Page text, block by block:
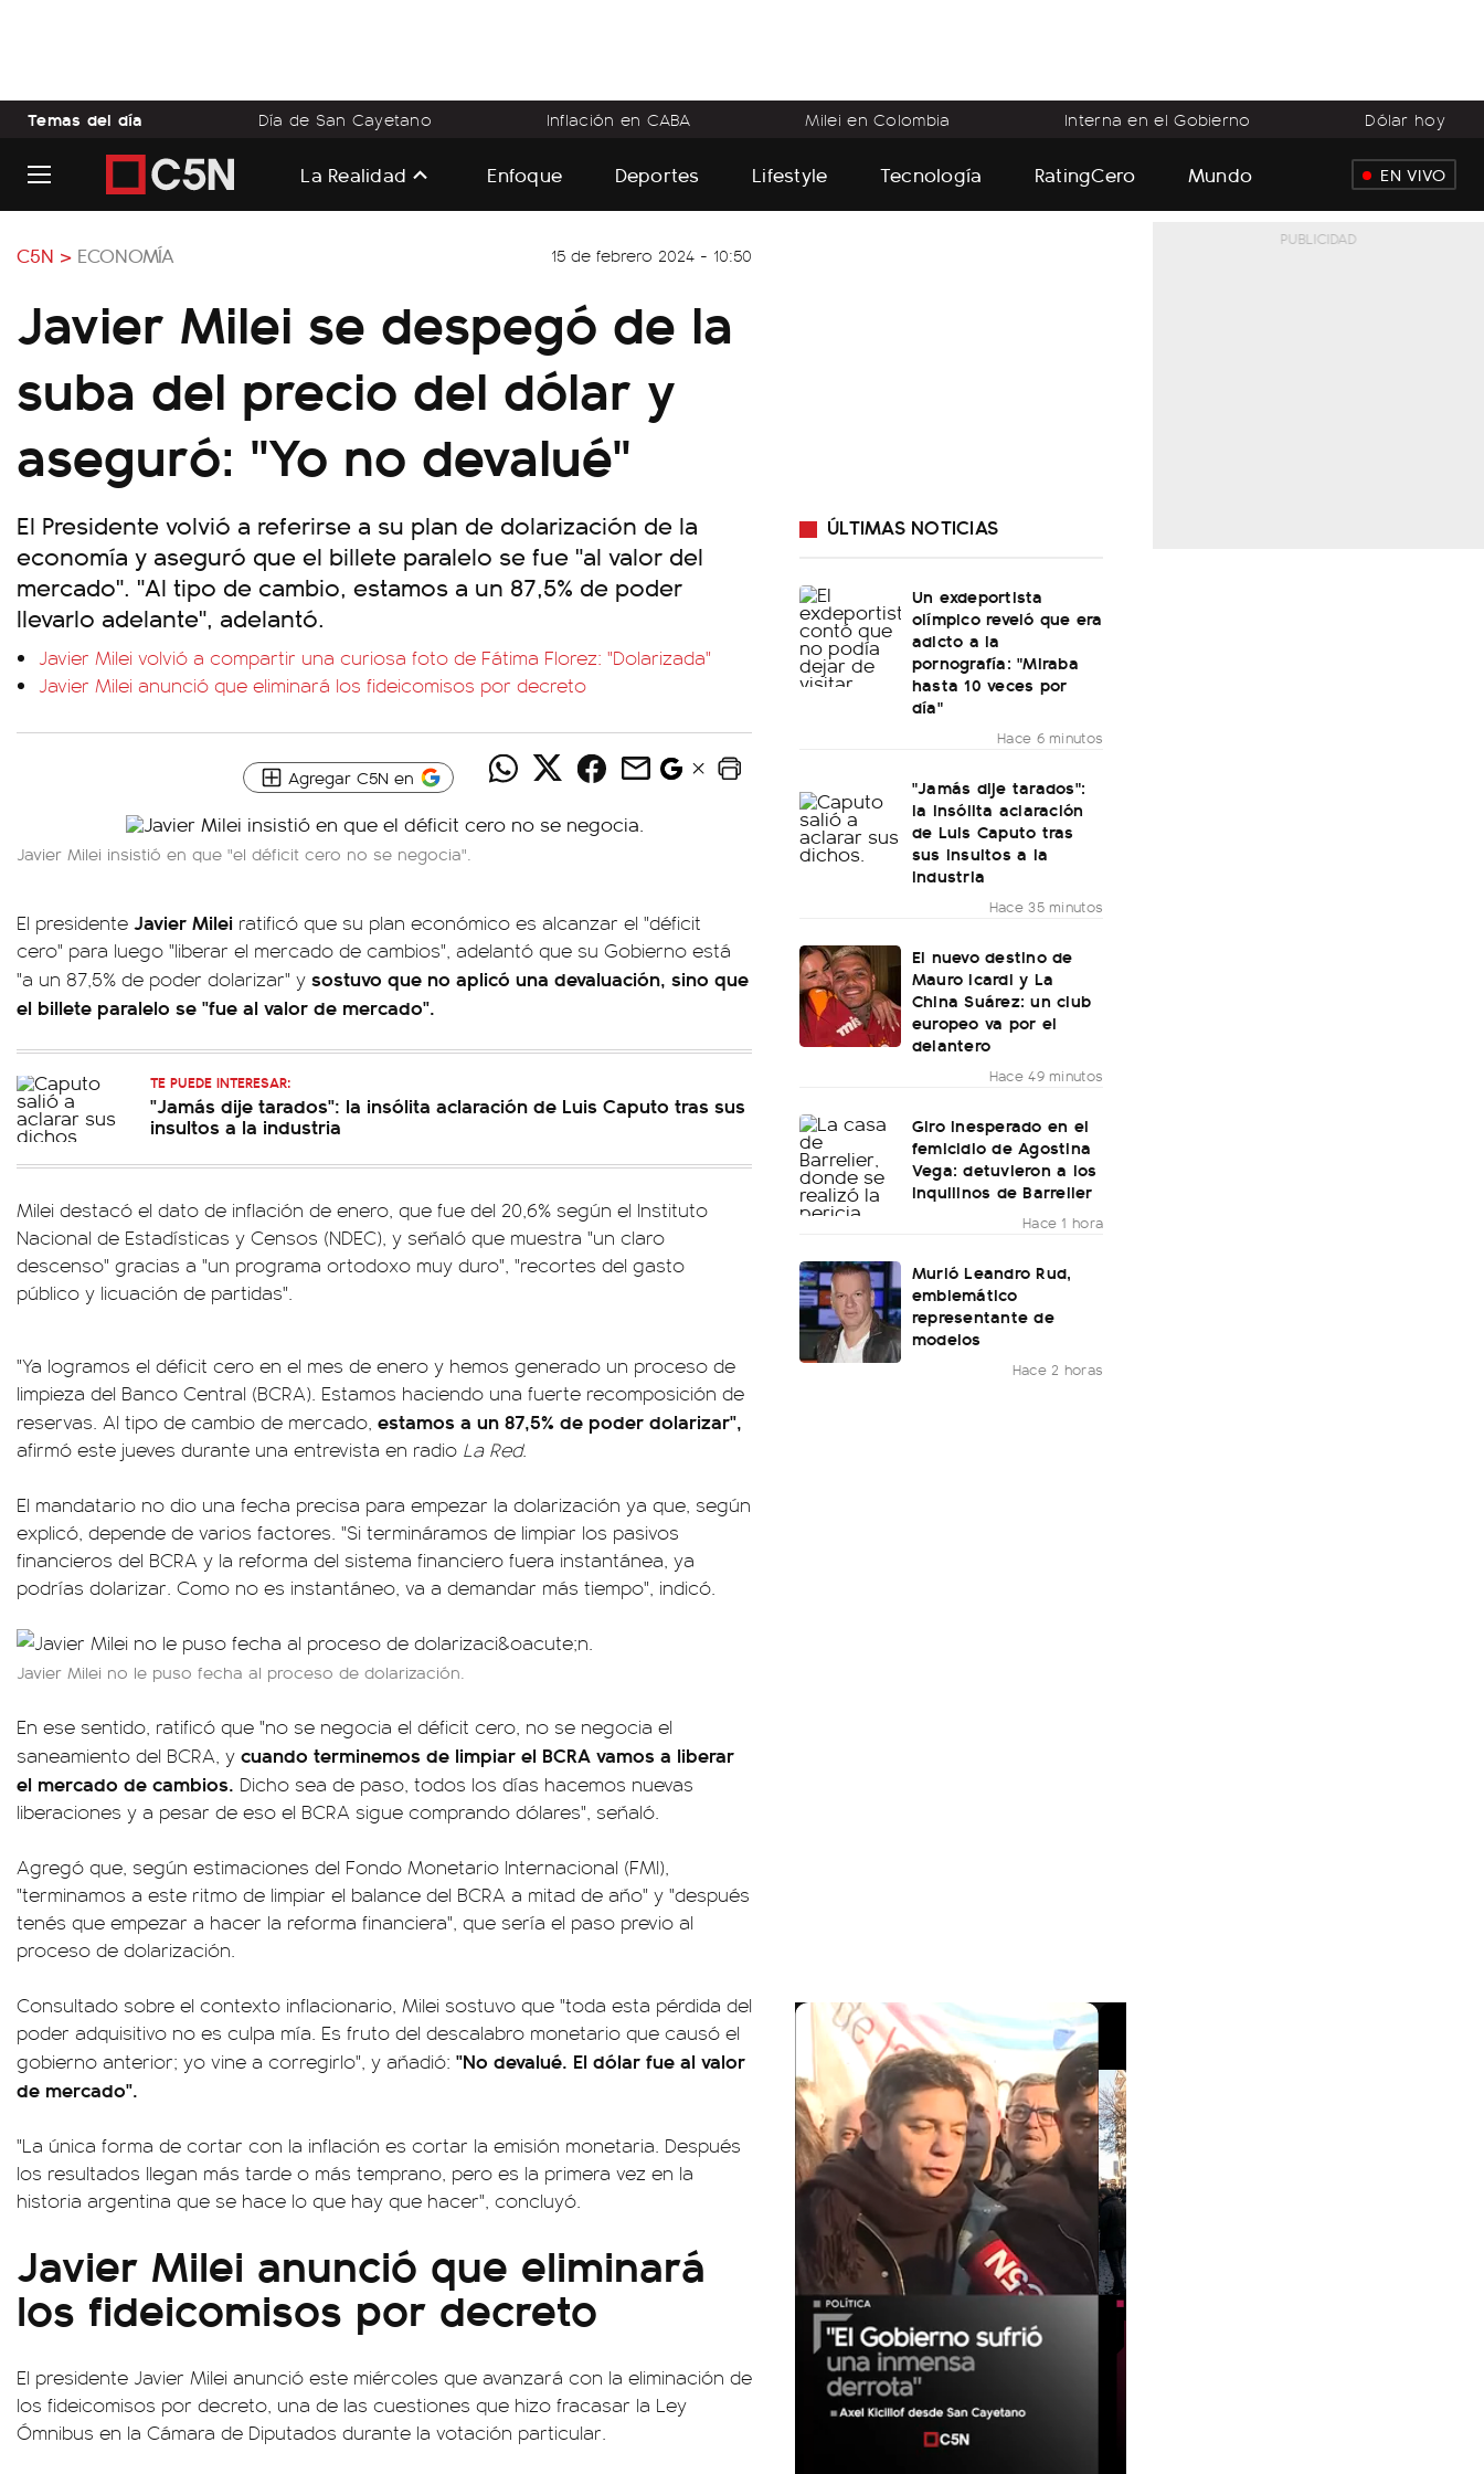
Temas del día Día de San Cayetano Inflación en CABA Milei en Colombia Interna en el Gobierno Dólar hoy
La Realidad Enfoque Deportes Lifestyle Tecnología RatingCero Mundo EN VIVO
C5N > ECONOMÍA 15 de febrero 2024 - 10:50
Javier Milei se despegó de la
suba del precio del dólar y
aseguró: "Yo no devalué"
El Presidente volvió a referirse a su plan de dolarización de la
economía y aseguró que el billete paralelo se fue "al valor del
mercado". "Al tipo de cambio, estamos a un 87,5% de poder
llevarlo adelante", adelantó.
Javier Milei volvió a compartir una curiosa foto de Fátima Florez: "Dolarizada"
Javier Milei anunció que eliminará los fideicomisos por decreto
Agregar C5N en
Javier Milei insistió en que "el déficit cero no se negocia".
El presidente Javier Milei ratificó que su plan económico es alcanzar el "déficit
cero" para luego "liberar el mercado de cambios", adelantó que su Gobierno está
"a un 87,5% de poder dolarizar" y sostuvo que no aplicó una devaluación, sino que
el billete paralelo se "fue al valor de mercado".
TE PUEDE INTERESAR:
"Jamás dije tarados": la insólita aclaración de Luis Caputo tras sus
insultos a la industria
Milei destacó el dato de inflación de enero, que fue del 20,6% según el Instituto
Nacional de Estadísticas y Censos (NDEC), y señaló que muestra "un claro
descenso" gracias a "un programa ortodoxo muy duro", "recortes del gasto
público y licuación de partidas".
"Ya logramos el déficit cero en el mes de enero y hemos generado un proceso de
limpieza del Banco Central (BCRA). Estamos haciendo una fuerte recomposición de
reservas. Al tipo de cambio de mercado, estamos a un 87,5% de poder dolarizar",
afirmó este jueves durante una entrevista en radio La Red.
El mandatario no dio una fecha precisa para empezar la dolarización ya que, según
explicó, depende de varios factores. "Si termináramos de limpiar los pasivos
financieros del BCRA y la reforma del sistema financiero fuera instantánea, ya
podrías dolarizar. Como no es instantáneo, va a demandar más tiempo", indicó.
Javier Milei no le puso fecha al proceso de dolarización.
En ese sentido, ratificó que "no se negocia el déficit cero, no se negocia el
saneamiento del BCRA, y cuando terminemos de limpiar el BCRA vamos a liberar
el mercado de cambios. Dicho sea de paso, todos los días hacemos nuevas
liberaciones y a pesar de eso el BCRA sigue comprando dólares", señaló.
Agregó que, según estimaciones del Fondo Monetario Internacional (FMI),
"terminamos a este ritmo de limpiar el balance del BCRA a mitad de año" y "después
tenés que empezar a hacer la reforma financiera", que sería el paso previo al
proceso de dolarización.
Consultado sobre el contexto inflacionario, Milei sostuvo que "toda esta pérdida del
poder adquisitivo no es culpa mía. Es fruto del descalabro monetario que causó el
gobierno anterior; yo vine a corregirlo", y añadió: "No devalué. El dólar fue al valor
de mercado".
"La única forma de cortar con la inflación es cortar la emisión monetaria. Después
los resultados llegan más tarde o más temprano, pero es la primera vez en la
historia argentina que se hace lo que hay que hacer", concluyó.
Javier Milei anunció que eliminará
los fideicomisos por decreto
El presidente Javier Milei anunció este miércoles que avanzará con la eliminación de
los fideicomisos por decreto, una de las cuestiones que hizo fracasar la Ley
Ómnibus en la Cámara de Diputados durante la votación particular.
ÚLTIMAS NOTICIAS
Un exdeportista
olímpico reveló que era
adicto a la
pornografía: "Miraba
hasta 10 veces por
día"
Hace 6 minutos
"Jamás dije tarados":
la insólita aclaración
de Luis Caputo tras
sus insultos a la
industria
Hace 35 minutos
El nuevo destino de
Mauro Icardi y La
China Suárez: un club
europeo va por el
delantero
Hace 49 minutos
Giro inesperado en el
femicidio de Agostina
Vega: detuvieron a los
inquilinos de Barrelier
Hace 1 hora
Murió Leandro Rud,
emblemático
representante de
modelos
Hace 2 horas